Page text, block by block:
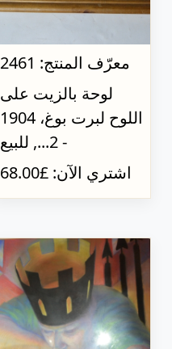
معرّف المنتج: 2461
لوحة بالزيت على
اللوح لبرت بوغ، 1904
- 2..., للبيع
اشتري الآن: £68.00